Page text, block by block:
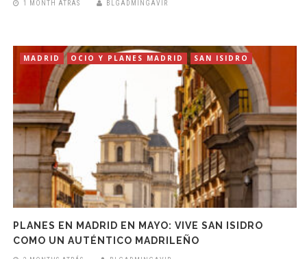
1 MONTH ATRÁS BLGADMINGAVIR
MADRID OCIO Y PLANES MADRID SAN ISIDRO
PLANES EN MADRID EN MAYO: VIVE SAN ISIDRO
COMO UN AUTÉNTICO MADRILEÑO